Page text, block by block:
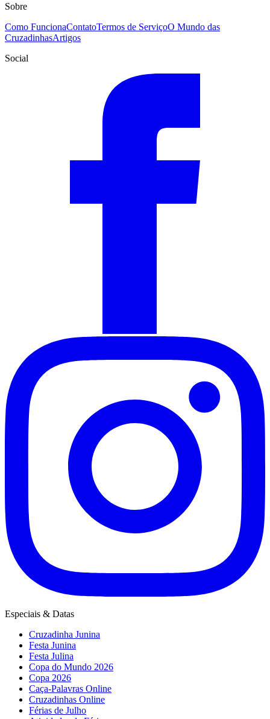
Sobre
Como FuncionaContatoTermos de ServiçoO Mundo das
CruzadinhasArtigos
Social
Especiais & Datas
Cruzadinha Junina
Festa Junina
Festa Julina
Copa do Mundo 2026
Copa 2026
Caça-Palavras Online
Cruzadinhas Online
Férias de Julho